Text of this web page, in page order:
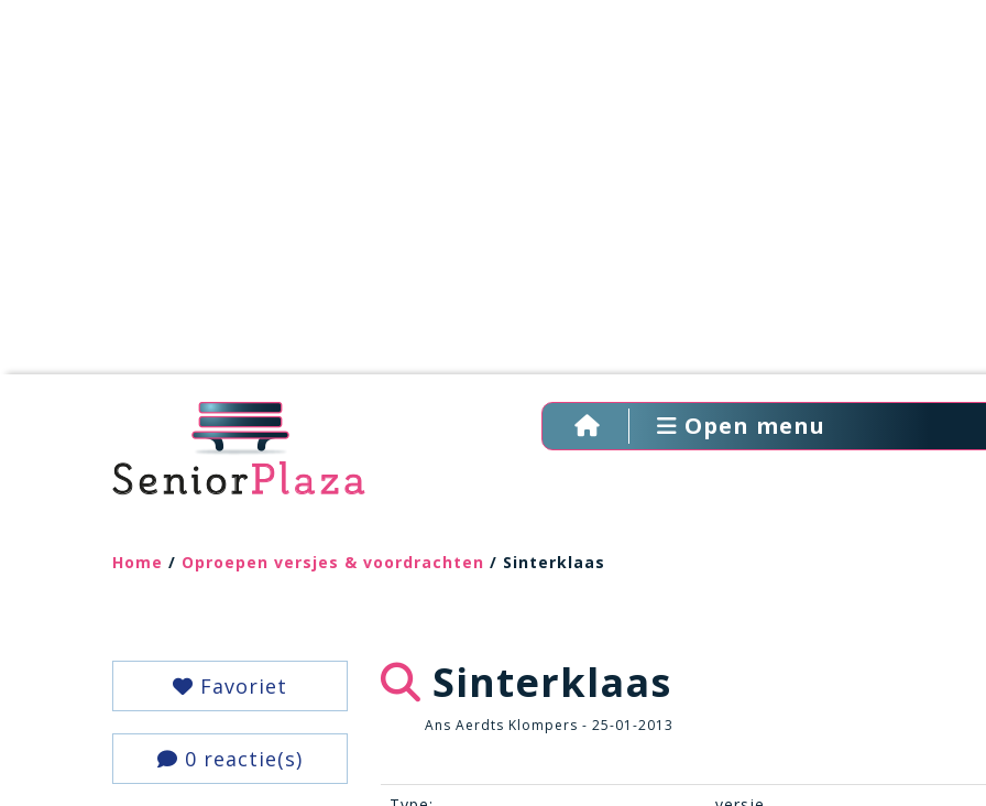
Open menu
Home / Oproepen versjes & voordrachten / Sinterklaas
Favoriet
0 reactie(s)
Sinterklaas
Ans Aerdts Klompers - 25-01-2013